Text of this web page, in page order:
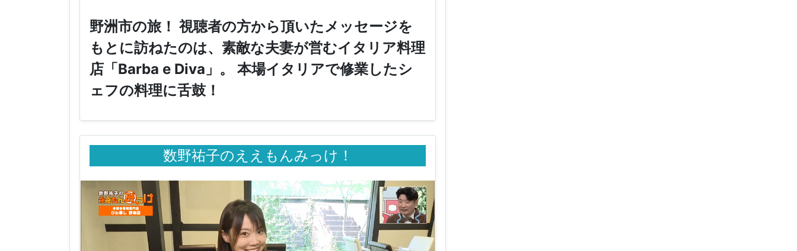
野洲市の旅！ 視聴者の方から頂いたメッセージを
もとに訪ねたのは、素敵な夫妻が営むイタリア料理
店「Barba e Diva」。 本場イタリアで修業したシ
ェフの料理に舌鼓！
数野祐子のええもんみっけ！